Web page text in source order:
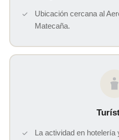
Ubicación cercana al
Matecaña.
La actividad en